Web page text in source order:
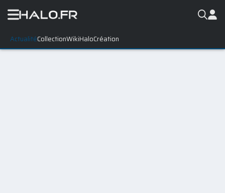
ActualitéCollectionWikiHaloCréation